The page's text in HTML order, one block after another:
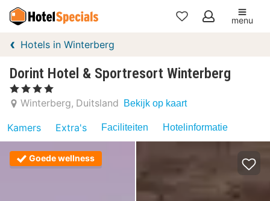
Mijn
menu
Hotels in Winterberg
Dorint Hotel & Sportresort Winterberg
, 4 Sterren
Winterberg Duitsland Bekijk op kaart
Kamers Extra's Faciliteiten Hotelinformatie
Goede wellness